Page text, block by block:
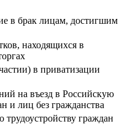
в брак лицам, достигшим
находящихся в
в приватизации
на въезд в Российскую
и лиц без гражданства
трудоустройству граждан